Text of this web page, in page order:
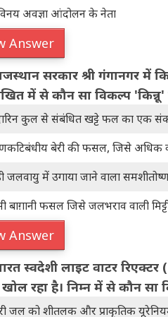
अवज्ञा आंदोलन के नेता
Answer
सरकार श्री गंगानगर में
में से कौन सा विकल्प 'किन्नू'
कुल से संबंधित खट्टे फल का एक
बेरी की फसल, जिसे अधिक
जलवायु में उगाया जाने वाला
बाग़ानी फसल जिसे जलभराव वाली
Answer
स्वदेशी लाइट वाटर रिएक्टर
रहा है। निम्न में से कौन सा
जल को शीतलक और प्राकृतिक